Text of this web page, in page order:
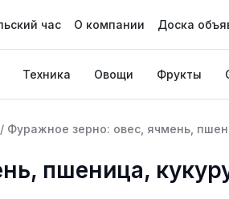
час О компании Доска
Техника Овощи Фрукты
/ Фуражное зерно: овес, ячмень,
пшеница,